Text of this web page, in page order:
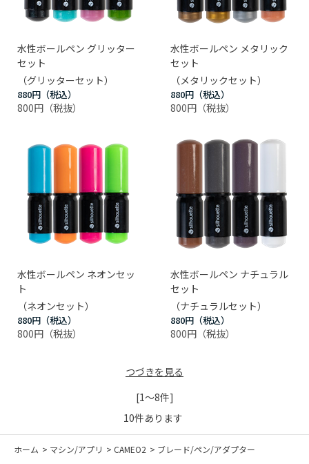
水性ボールペン グリッター
セット
（グリッターセット）
880円
800円
水性ボールペン メタリック
セット
（メタリックセット）
880円
800円
水性ボールペン ネオンセッ
ト
（ネオンセット）
880円
800円
水性ボールペン ナチュラル
セット
（ナチュラルセット）
880円
800円
つづきを見る
[1～8件]
10件あります
ホーム > マシン/アプリ > CAMEO2 > ブレード/ペン/アダプター